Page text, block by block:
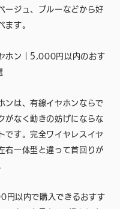
ージュ、ブルーなどから好
ます。
ホン｜5,000円以内のおす
ンは、有線イヤホンならで
がなく動きの妨げにならな
です。完全ワイヤレスイヤ
右一体型と違って首回りが
円以内で購入できるおすす